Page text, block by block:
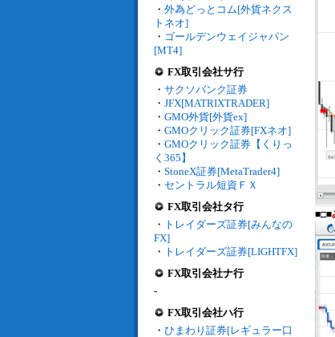
・ 外為どっとコム[外貨ネクス
トネオ]
・ ゴールデンウェイジャパン
[MT4]
FX取引会社サ行
・ サクソバンク証券
・ JFX[MATRIXTRADER]
・ GMO外貨[外貨ex]
・ GMOクリック証券[FXネオ]
・ GMOクリック証券【くりっ
く365】
・ StoneX証券[MetaTrader4]
・ セントラル短資ＦＸ
FX取引会社タ行
・ トレイダーズ証券[みんなの
FX]
・ トレイダーズ証券[LIGHTFX]
FX取引会社ナ行
-
FX取引会社ハ行
・ ひまわり証券[レギュラー口
■□■